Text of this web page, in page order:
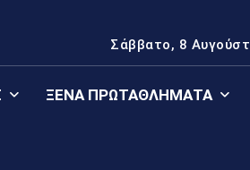
Σάββατο, 8
ΞΈΝΑ ΠΡΩΤΑΘΛΉΜΑΤΑ